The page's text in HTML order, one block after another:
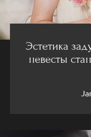
Эстетика
невесты